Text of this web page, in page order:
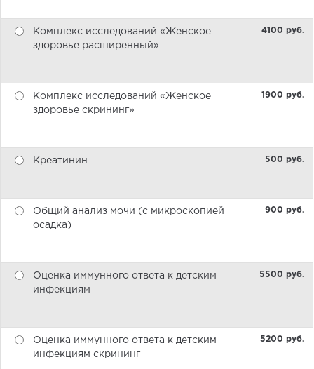
Комплекс исследований «Женское
здоровье расширенный»
4100 pуб.
Комплекс исследований «Женское
здоровье скрининг»
1900 pуб.
Креатинин 500 pуб.
Общий анализ мочи (с микроскопией
осадка)
900 pуб.
Оценка иммунного ответа к детским
инфекциям
5500 pуб.
Оценка иммунного ответа к детским
инфекциям скрининг
5200 pуб.